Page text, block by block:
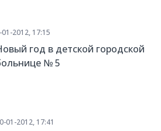
01-2012, 17:15
год в детской городской
№ 5
01-2012, 17:41